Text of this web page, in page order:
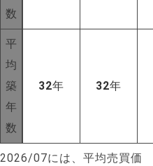
NEW!
数
平
均
築
年
数
32年 32年
2026/07には、平均売買価